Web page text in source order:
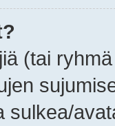
(tai
sulkea/